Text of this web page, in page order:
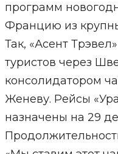
программ
Францию из
Так, «Асент
туристов через
консолидатором
Женеву. Рейсы
назначены на 29